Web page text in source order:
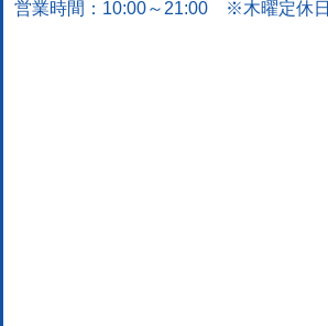
営業時間：10:00～21:00 ※木曜定休日